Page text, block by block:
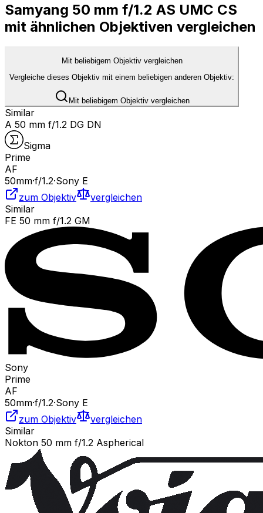
Samyang 50 mm f/1.2 AS UMC CS
mit ähnlichen Objektiven vergleichen
Mit beliebigem Objektiv vergleichen
Vergleiche dieses Objektiv mit einem beliebigen anderen Objektiv:
Mit beliebigem Objektiv vergleichen
Similar
A 50 mm f/1.2 DG DN
Sigma
Prime
AF
50mm·f/1.2·Sony E
zum Objektiv
vergleichen
Similar
FE 50 mm f/1.2 GM
Sony
Prime
AF
50mm·f/1.2·Sony E
zum Objektiv
vergleichen
Similar
Nokton 50 mm f/1.2 Aspherical